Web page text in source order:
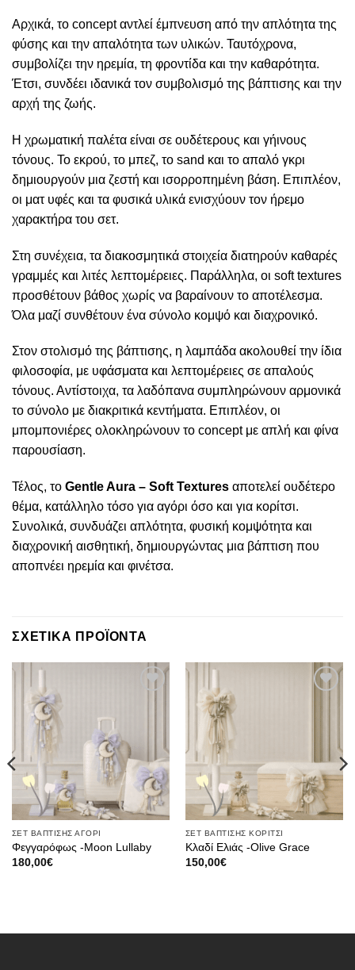
Αρχικά, το concept αντλεί έμπνευση από την απλότητα της
φύσης και την απαλότητα των υλικών. Ταυτόχρονα,
συμβολίζει την ηρεμία, τη φροντίδα και την καθαρότητα.
Έτσι, συνδέει ιδανικά τον συμβολισμό της βάπτισης και την
αρχή της ζωής.
Η χρωματική παλέτα είναι σε ουδέτερους και γήινους
τόνους. Το εκρού, το μπεζ, το sand και το απαλό γκρι
δημιουργούν μια ζεστή και ισορροπημένη βάση. Επιπλέον,
οι ματ υφές και τα φυσικά υλικά ενισχύουν τον ήρεμο
χαρακτήρα του σετ.
Στη συνέχεια, τα διακοσμητικά στοιχεία διατηρούν καθαρές
γραμμές και λιτές λεπτομέρειες. Παράλληλα, οι soft textures
προσθέτουν βάθος χωρίς να βαραίνουν το αποτέλεσμα.
Όλα μαζί συνθέτουν ένα σύνολο κομψό και διαχρονικό.
Στον στολισμό της βάπτισης, η λαμπάδα ακολουθεί την ίδια
φιλοσοφία, με υφάσματα και λεπτομέρειες σε απαλούς
τόνους. Αντίστοιχα, τα λαδόπανα συμπληρώνουν αρμονικά
το σύνολο με διακριτικά κεντήματα. Επιπλέον, οι
μπομπονιέρες ολοκληρώνουν το concept με απλή και φίνα
παρουσίαση.
Τέλος, το Gentle Aura – Soft Textures αποτελεί ουδέτερο
θέμα, κατάλληλο τόσο για αγόρι όσο και για κορίτσι.
Συνολικά, συνδυάζει απλότητα, φυσική κομψότητα και
διαχρονική αισθητική, δημιουργώντας μια βάπτιση που
αποπνέει ηρεμία και φινέτσα.
ΣΧΕΤΙΚΑ ΠΡΟΪΟΝΤΑ
ΣΕΤ ΒΑΠΤΙΣΗΣ ΑΓΟΡΙ
Φεγγαρόφως -Moon Lullaby
180,00€
ΣΕΤ ΒΑΠΤΙΣΗΣ ΚΟΡΙΤΣΙ
Κλαδί Ελιάς -Olive Grace
150,00€